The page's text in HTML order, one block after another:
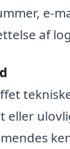
e-
af
eller